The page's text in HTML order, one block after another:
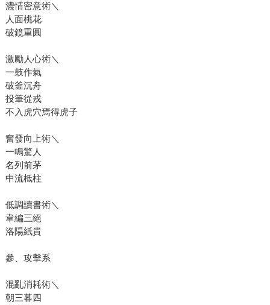
濃情密意術＼
人面桃花
破鏡重圓
激勵人心術＼
一鼓作氣
破釜沉舟
投筆從戎
不入虎穴焉得虎子
奮發向上術＼
一鳴驚人
名列前茅
中流柢柱
低調讀書術＼
韋編三絕
洛陽紙貴
參、攻擊系
混亂消耗術＼
朝三暮四